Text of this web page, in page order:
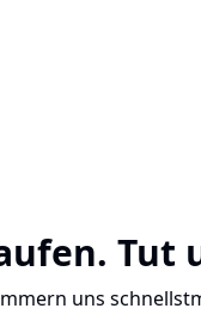
Tut
uns